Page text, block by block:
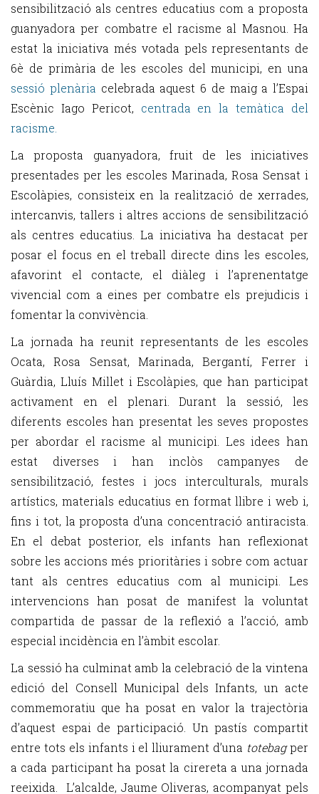
sensibilització als centres educatius com a proposta
guanyadora per combatre el racisme al Masnou. Ha
estat la iniciativa més votada pels representants de
6è de primària de les escoles del municipi, en una
sessió plenària celebrada aquest 6 de maig a l’Espai
Escènic Iago Pericot, centrada en la temàtica del
racisme.
La proposta guanyadora, fruit de les iniciatives
presentades per les escoles Marinada, Rosa Sensat i
Escolàpies, consisteix en la realització de xerrades,
intercanvis, tallers i altres accions de sensibilització
als centres educatius. La iniciativa ha destacat per
posar el focus en el treball directe dins les escoles,
afavorint el contacte, el diàleg i l’aprenentatge
vivencial com a eines per combatre els prejudicis i
fomentar la convivència.
La jornada ha reunit representants de les escoles
Ocata, Rosa Sensat, Marinada, Bergantí, Ferrer i
Guàrdia, Lluís Millet i Escolàpies, que han participat
activament en el plenari. Durant la sessió, les
diferents escoles han presentat les seves propostes
per abordar el racisme al municipi. Les idees han
estat diverses i han inclòs campanyes de
sensibilització, festes i jocs interculturals, murals
artístics, materials educatius en format llibre i web i,
fins i tot, la proposta d’una concentració antiracista.
En el debat posterior, els infants han reflexionat
sobre les accions més prioritàries i sobre com actuar
tant als centres educatius com al municipi. Les
intervencions han posat de manifest la voluntat
compartida de passar de la reflexió a l’acció, amb
especial incidència en l’àmbit escolar.
La sessió ha culminat amb la celebració de la vintena
edició del Consell Municipal dels Infants, un acte
commemoratiu que ha posat en valor la trajectòria
d’aquest espai de participació. Un pastís compartit
entre tots els infants i el lliurament d’una totebagper
a cada participant ha posat la cirereta a una jornada
reeixida. L’alcalde, Jaume Oliveras, acompanyat pels